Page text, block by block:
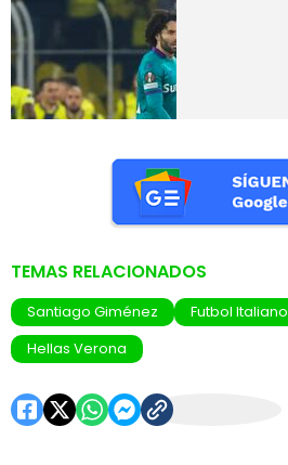
TEMAS RELACIONADOS
Santiago Giménez Futbol Italiano
Hellas Verona